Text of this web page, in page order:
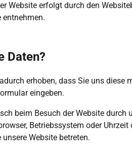
Website erfolgt durch den
entnehmen.
Daten?
erhoben, dass Sie uns diese
eingeben.
beim Besuch der Website durch
Betriebssystem oder
Website betreten.